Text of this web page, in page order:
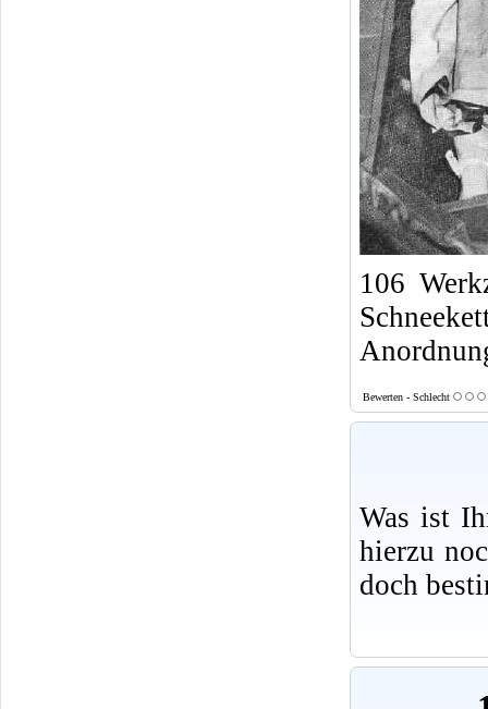
106
Bewerten - Schlecht
Was ist
hierzu
doch